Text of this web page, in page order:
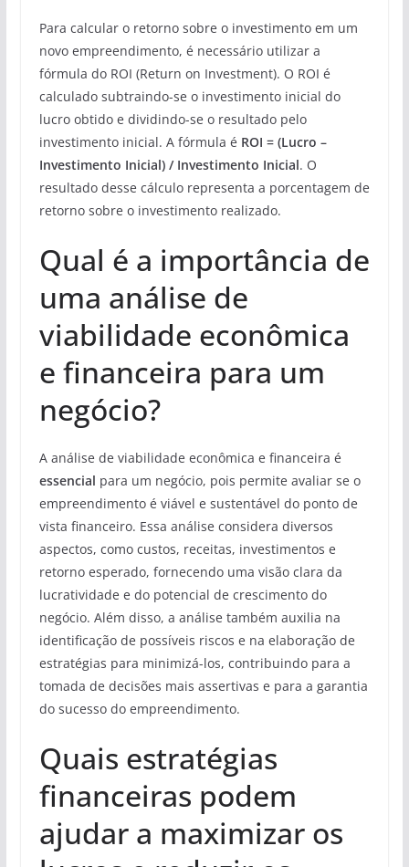
Para calcular o retorno sobre o investimento em um
novo empreendimento, é necessário utilizar a
fórmula do ROI (Return on Investment). O ROI é
calculado subtraindo-se o investimento inicial do
lucro obtido e dividindo-se o resultado pelo
investimento inicial. A fórmula é ROI = (Lucro –
Investimento Inicial) / Investimento Inicial. O
resultado desse cálculo representa a porcentagem de
retorno sobre o investimento realizado.
Qual é a importância de
uma análise de
viabilidade econômica
e financeira para um
negócio?
A análise de viabilidade econômica e financeira é
essencial para um negócio, pois permite avaliar se o
empreendimento é viável e sustentável do ponto de
vista financeiro. Essa análise considera diversos
aspectos, como custos, receitas, investimentos e
retorno esperado, fornecendo uma visão clara da
lucratividade e do potencial de crescimento do
negócio. Além disso, a análise também auxilia na
identificação de possíveis riscos e na elaboração de
estratégias para minimizá-los, contribuindo para a
tomada de decisões mais assertivas e para a garantia
do sucesso do empreendimento.
Quais estratégias
financeiras podem
ajudar a maximizar os